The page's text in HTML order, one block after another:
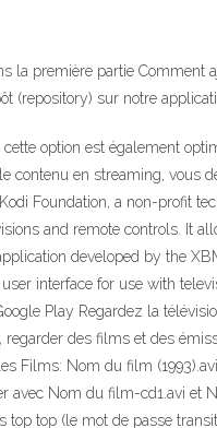
la première partie Comment
(repository) sur notre
option est également
en streaming, vous
Foundation, a non-profit
and remote controls. It
developed by the
interface for use with
Play Regardez la
des films et des
Films: Nom du film
avec Nom du film-cd1.avi et
top (le mot de passe